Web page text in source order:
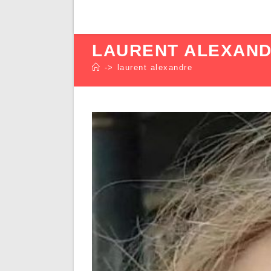
LAURENT
-> laurent alexandre